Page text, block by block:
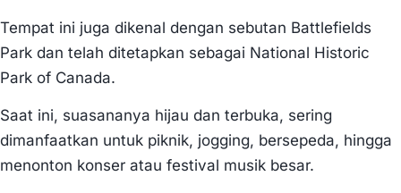
Tempat ini juga dikenal dengan sebutan Battlefields
Park dan telah ditetapkan sebagai National Historic
Park of Canada.
Saat ini, suasananya hijau dan terbuka, sering
dimanfaatkan untuk piknik, jogging, bersepeda, hingga
menonton konser atau festival musik besar.